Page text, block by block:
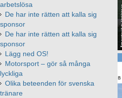
arbetslösa
De har inte rätten att kalla sig
sponsor
De har inte rätten att kalla sig
sponsor
Lägg ned OS!
Motorsport – gör så många
lyckliga
Olika beteenden för svenska
tränare